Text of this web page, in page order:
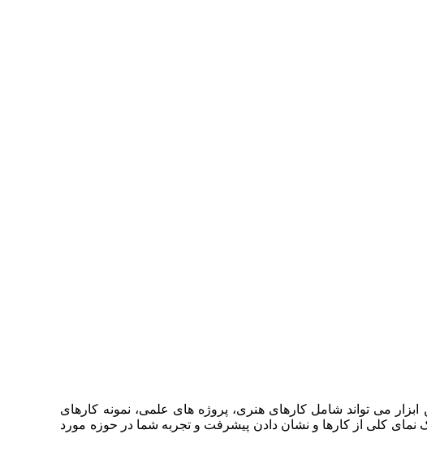
می‌ تواند شامل کارهای هنری، پروژه‌ های علمی، نمونه کارهای
نمای کلی از کارها و نشان دادن پیشرفت و تجربه شما در حوزه مورد